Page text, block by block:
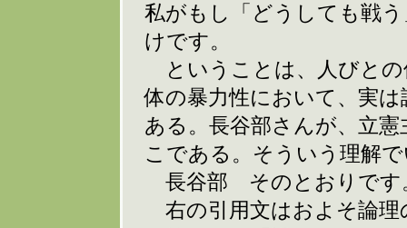
私がもし「どうしても戦
けです。
ということは、人びとの
体の暴力性において、実
ある。長谷部さんが、立
こである。そういう理解
長谷部 そのとおりです
右の引用文はおよそ論理